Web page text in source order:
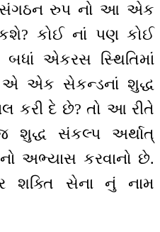
સંગઠન રુપ નો આ એક
કોઈ નાં પણ કોઈ
એકરસ સ્થિતિમાં
એ એક સેકન્ડનાં શુદ્ધ
કરી દે છે? તો આ રીતે
શુદ્ધ સંકલ્પ અર્થાત્
અભ્યાસ કરવાનો છે.
શક્તિ સેના નું નામ